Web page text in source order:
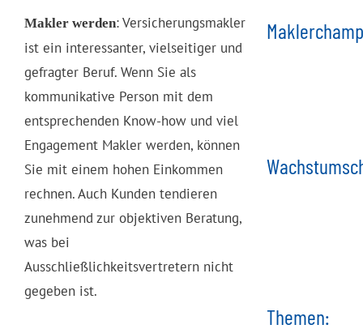
Makler werden: Versicherungsmakler
ist ein interessanter, vielseitiger und
gefragter Beruf. Wenn Sie als
kommunikative Person mit dem
entsprechenden Know-how und viel
Engagement Makler werden, können
Sie mit einem hohen Einkommen
rechnen. Auch Kunden tendieren
zunehmend zur objektiven Beratung,
was bei
Ausschließlichkeitsvertretern nicht
gegeben ist.
Themen: